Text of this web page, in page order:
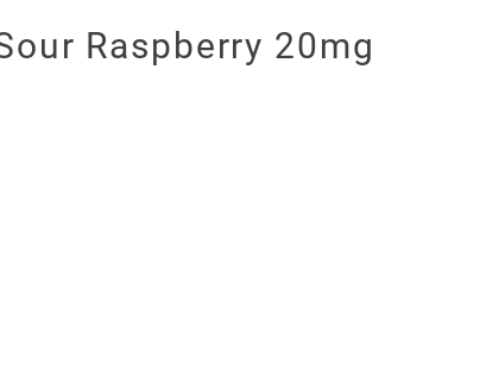
Raspberry 20mg